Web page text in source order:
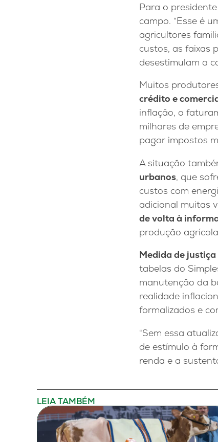
Para o
campo. “Esse é
agricultores
custos, as faixas
desestimulam a
Muitos
crédito e
inflação, o
milhares de
pagar impostos
A situação
urbanos, que
custos com
adicional muitas
de volta à
produção
Medida de
tabelas do
manutenção da
realidade
formalizados e
“Sem essa
de estímulo à
renda e a
LEIA TAMBÉM